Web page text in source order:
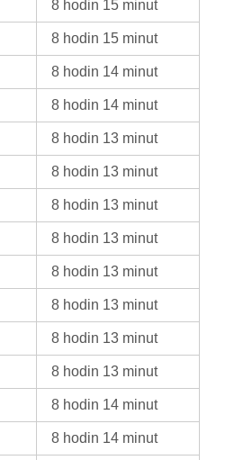
8 hodin 15 minut
8 hodin 15 minut
8 hodin 14 minut
8 hodin 14 minut
8 hodin 13 minut
8 hodin 13 minut
8 hodin 13 minut
8 hodin 13 minut
8 hodin 13 minut
8 hodin 13 minut
8 hodin 13 minut
8 hodin 13 minut
8 hodin 14 minut
8 hodin 14 minut